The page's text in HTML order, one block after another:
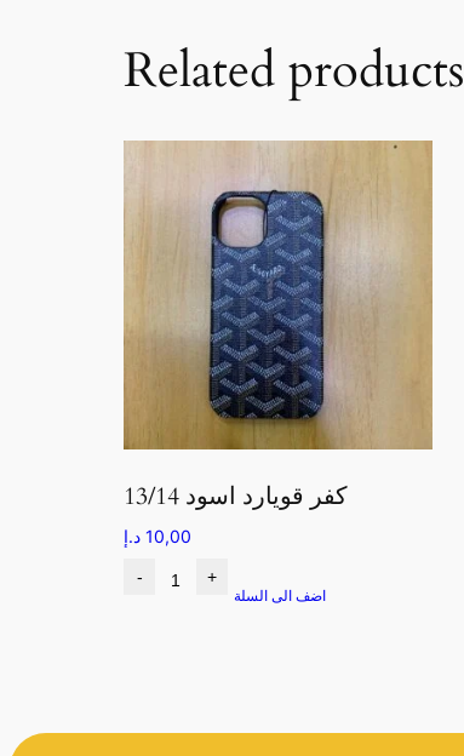
Related products
كفر قويارد اسود 13/14
10,00 د.إ
- +
اضف الى السلة